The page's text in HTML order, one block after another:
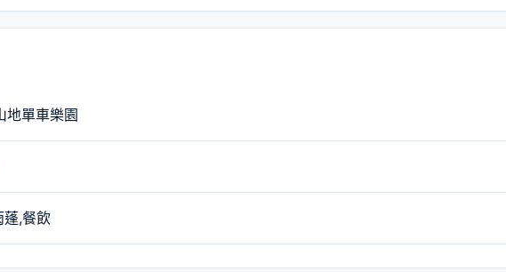
地單車樂園
蓬,餐飲